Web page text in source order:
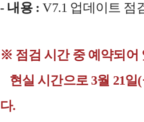
- 내용 : V7.1 업데이트 점
※ 점검 시간 중 예약되어
현실 시간으로 3월 21일
다.